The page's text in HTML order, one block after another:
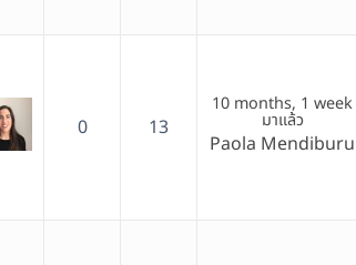
0 13
10 months, 1 week
มาแล้ว
Paola Mendiburu